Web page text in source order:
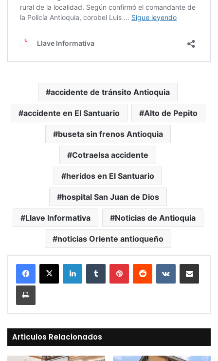
accidente de tránsito Antioquia
accidente en El Santuario Alto de Pepito
buseta sin frenos Antioquia
Cotraelsa accidente
heridos en El Santuario
hospital San Juan de Dios
Llave Informativa Noticias de Antioquia
noticias Oriente antioqueño
LinkedInTumblr PinterestReddit VKontakteCompartir vía Mail
Print
Articulos Relacionados